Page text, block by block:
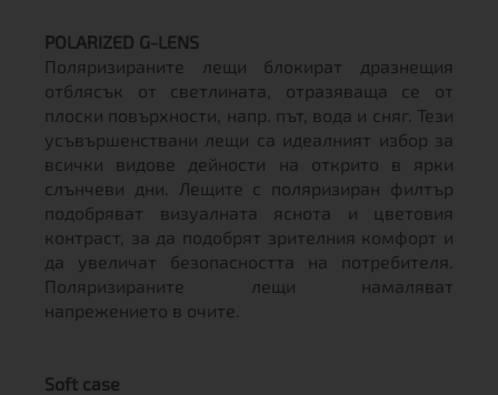
POLARIZED G-LENS
Поляризираните лещи блокират дразнещия
отблясък от светлината, отразяваща се от
плоски повърхности, напр. път, вода и сняг. Тези
усъвършенствани лещи са идеалният избор за
всички видове дейности на открито в ярки
слънчеви дни. Лещите с поляризиран филтър
подобряват визуалната яснота и цветовия
контраст, за да подобрят зрителния комфорт и
да увеличат безопасността на потребителя.
Поляризираните лещи намаляват
напрежението в очите.
Soft case